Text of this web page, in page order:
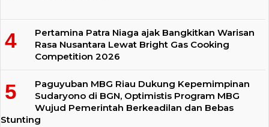
Pertamina Patra Niaga ajak Bangkitkan Warisan
Rasa Nusantara Lewat Bright Gas Cooking
Competition 2026
Paguyuban MBG Riau Dukung Kepemimpinan
Sudaryono di BGN, Optimistis Program MBG
Wujud Pemerintah Berkeadilan dan Bebas
Stunting